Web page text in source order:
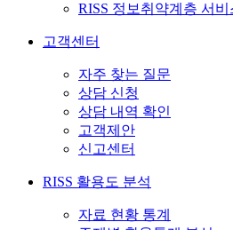
RISS 정보취약계층 서
고객센터
자주 찾는 질문
상담 신청
상담 내역 확인
고객제안
신고센터
RISS 활용도 분석
자료 현황 통계